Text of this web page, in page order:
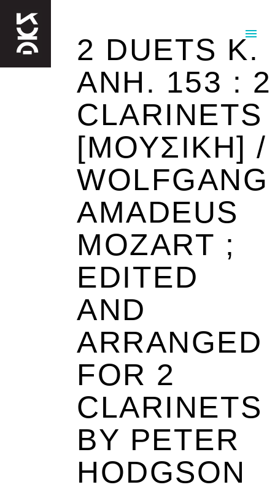
2 DUETS K.
ANH. 153 : 2
CLARINETS
[ΜΟΥΣΙΚΉ] /
WOLFGANG
AMADEUS
MOZART ;
EDITED
AND
ARRANGED
FOR 2
CLARINETS
BY PETER
HODGSON